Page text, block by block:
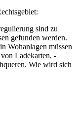
sind zu
gefunden werden.
Wohanlagen müssen
Ladekarten, -
Wie wird sich